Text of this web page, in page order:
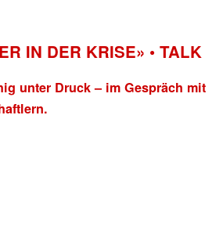
IN DER KRISE» • TALK
unter Druck – im Gespräch mit